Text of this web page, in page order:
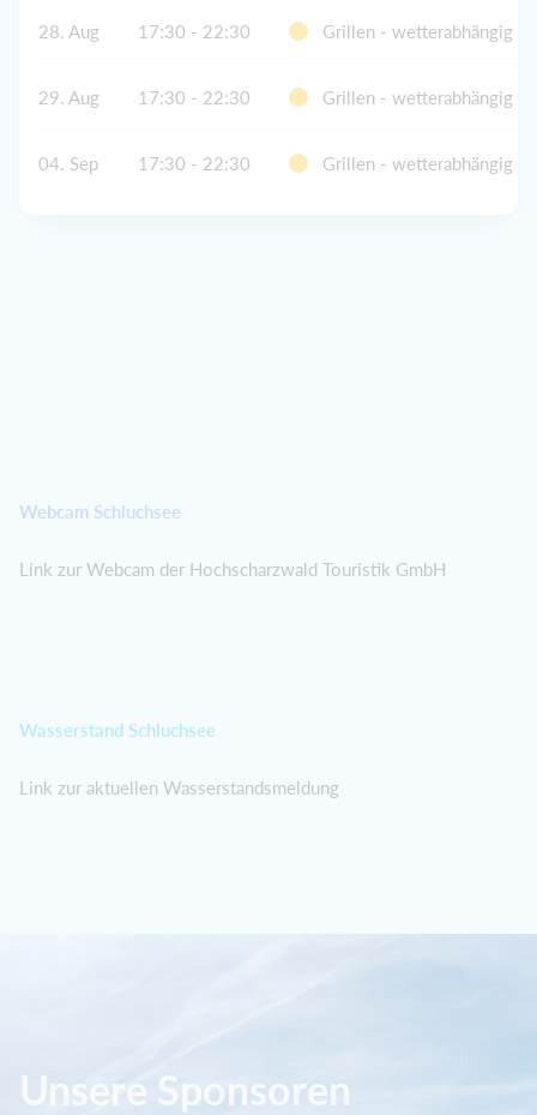
28. Aug 17:30 - 22:30 Grillen - wetterabhängig
29. Aug 17:30 - 22:30 Grillen - wetterabhängig
04. Sep 17:30 - 22:30 Grillen - wetterabhängig
Webcam Schluchsee
Link zur Webcam der Hochscharzwald Touristik GmbH
Wasserstand Schluchsee
Link zur aktuellen Wasserstandsmeldung
Unsere Sponsoren